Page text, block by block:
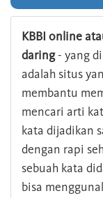
KBBI online
daring- yang
adalah situs
membantu
mencari arti
kata dijadikan
dengan rapi
sebuah kata
bisa